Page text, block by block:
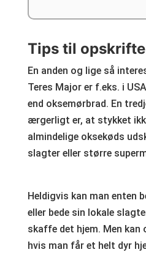
Tips til
En anden og lige så
Teres Major er f.eks. i
end oksemørbrad. En
ærgerligt er, at stykket
almindelige oksekøds
slagter eller større
Heldigvis kan man enten
eller bede sin lokale
skaffe det hjem. Men
hvis man får et helt dyr